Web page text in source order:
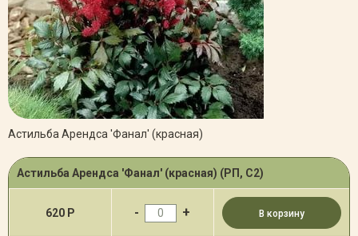
Астильба Арендса 'Фанал' (красная)
Астильба Арендса 'Фанал' (красная) (РП, С2)
620 Р - + В корзину